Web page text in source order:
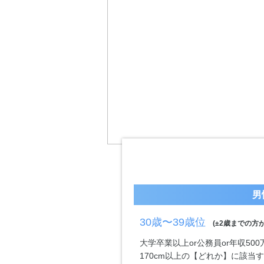
男
30歳〜39歳位 (±2歳までの方
大学卒業以上or公務員or年収
170cm以上の【どれか】に該当